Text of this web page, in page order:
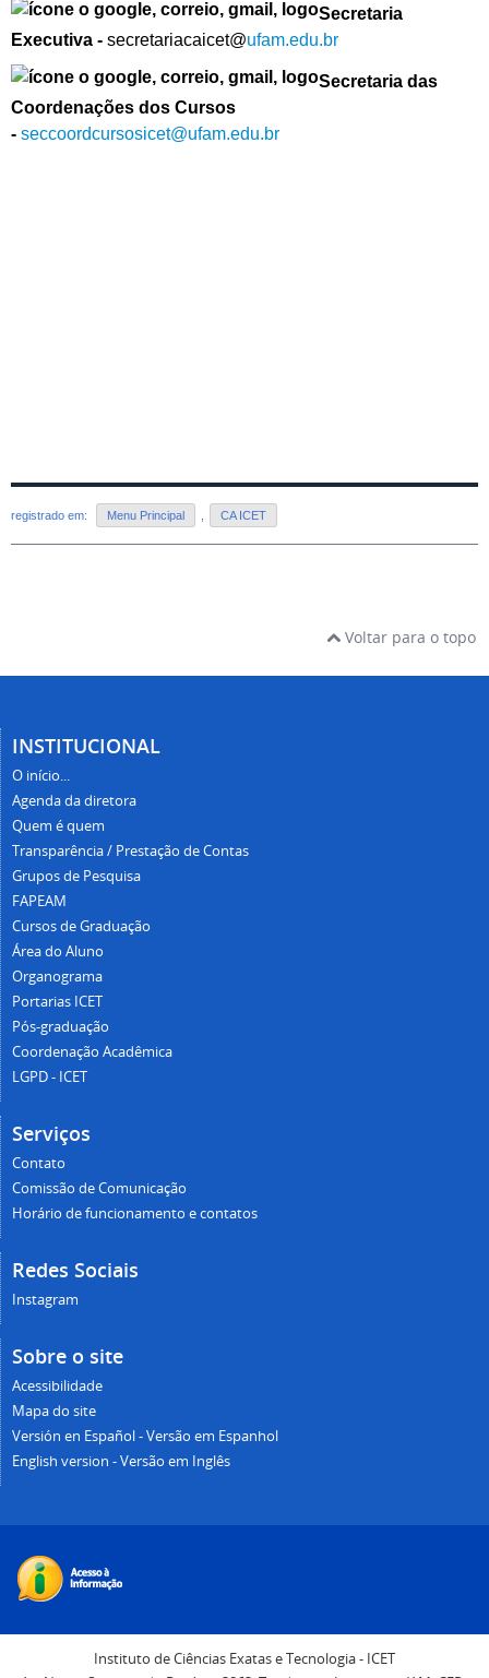
Secretaria
Executiva - secretariacaicet@ufam.edu.br
Secretaria das
Coordenações dos Cursos
- seccoordcursosicet@ufam.edu.br
registrado em: Menu Principal CA ICET
Voltar para o topo
INSTITUCIONAL
O início...
Agenda da diretora
Quem é quem
Transparência / Prestação de Contas
Grupos de Pesquisa
FAPEAM
Cursos de Graduação
Área do Aluno
Organograma
Portarias ICET
Pós-graduação
Coordenação Acadêmica
LGPD - ICET
Serviços
Contato
Comissão de Comunicação
Horário de funcionamento e contatos
Redes Sociais
Instagram
Sobre o site
Acessibilidade
Mapa do site
Versión en Español - Versão em Espanhol
English version - Versão em Inglês
Instituto de Ciências Exatas e Tecnologia - ICET